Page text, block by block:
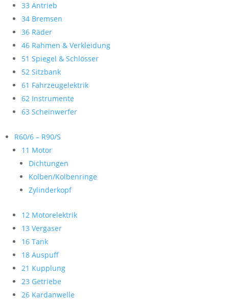
33 Antrieb
34 Bremsen
36 Räder
46 Rahmen & Verkleidung
51 Spiegel & Schlösser
52 Sitzbank
61 Fahrzeugelektrik
62 Instrumente
63 Scheinwerfer
R60/6 – R90/S
11 Motor
Dichtungen
Kolben/Kolbenringe
Zylinderkopf
12 Motorelektrik
13 Vergaser
16 Tank
18 Auspuff
21 Kupplung
23 Getriebe
26 Kardanwelle